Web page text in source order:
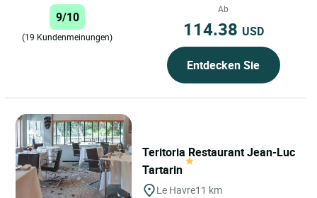
Viertel des Casinos,...
9/10
(19 Kundenmeinungen)
Ab
114.38 USD
Entdecken Sie
Teritoria Restaurant Jean-Luc
Tartarin
Le Havre11 km